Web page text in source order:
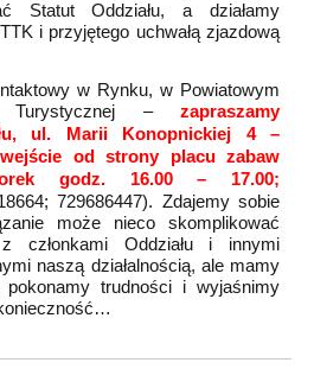
Statut Oddziału, a działamy
i przyjętego uchwałą zjazdową
w Rynku, w Powiatowym
Turystycznej –zapraszamy
ul. Marii Konopnickiej 4 –
od strony placu zabaw
godz. 16.00 – 17.00;
729686447). Zdajemy sobie
może nieco skomplikować
z członkami Oddziału i innymi
naszą działalnością, ale mamy
pokonamy trudności i wyjaśnimy